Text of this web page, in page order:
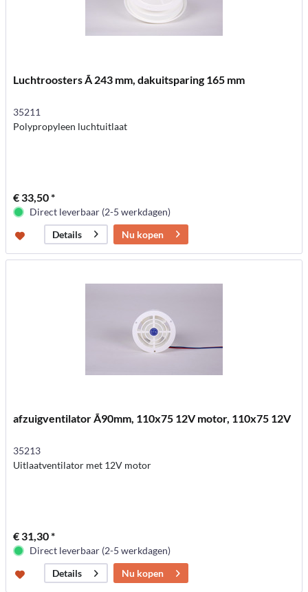
Luchtroosters Ã 243 mm, dakuitsparing 165 mm
35211
Polypropyleen luchtuitlaat
€ 33,50 *
Direct leverbaar (2-5 werkdagen)
Details
Nu kopen
afzuigventilator Ã90mm, 110x75 12V motor, 110x75 12V
35213
Uitlaatventilator met 12V motor
€ 31,30 *
Direct leverbaar (2-5 werkdagen)
Details
Nu kopen